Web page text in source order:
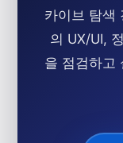
카이브 탐색
의 UX/UI,
을 점검하고